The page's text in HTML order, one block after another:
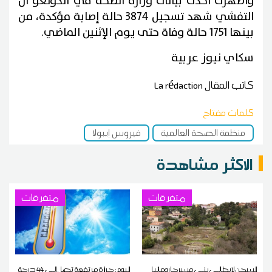
التفشي شهد تسجيل 3874 حالة إصابة مؤكدة، من
بينها 1751 حالة وفاة حتى يوم الإثنين الماضي.
سكاي نيوز عربية
كاتب المقالLa rédaction
كلمات مفتاح
منظمة الصحة العالمية
فيروس إيبولا
الاكثر مشاهدة
متفرقات
السجن لإيطالي بنى مسرحا رومانيا
متفرقات
اليوم: حرارة مرتفعة تصل إلى 44 درجة